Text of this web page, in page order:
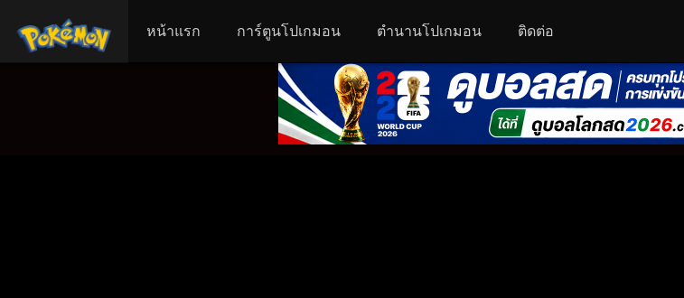
หน้าแรก การ์ตูนโปเกมอน ตำนานโปเกมอน ติดต่อ